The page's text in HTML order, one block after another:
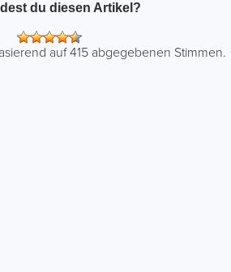
du diesen Artikel?
auf415 abgegebenen Stimmen.